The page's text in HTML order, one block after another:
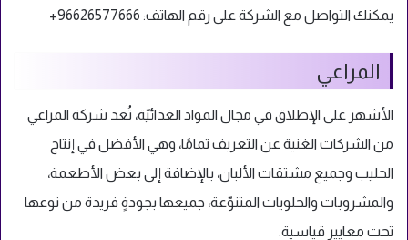
يمكنك التواصل مع الشركة على رقم الهاتف: 96626577666+
المراعي
الأشهر على الإطلاق في مجال المواد الغذائيّة، تُعد شركة المراعي
من الشركات الغنية عن التعريف تمامًا، وهي الأفضل في إنتاج
الحليب وجميع مشتقات الألبان، بالإضافة إلى بعض الأطعمة،
والمشروبات والحلويات المتنوّعة، جميعها بجودةٍ فريدة من نوعها
تحت معايير قياسية.